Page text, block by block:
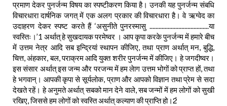
प्रमाण देकर पुनर्जन्म विषय का स्पष्टीकरण किया है। उनकी यह पुनर्जन्म संबधि
विचारधारा दार्षनिक जगत् में एक अलग प्रकार की विचारधारा है। वे ऋग्वेद का
उदाहरण देकर स्पष्ट करते हैं ‘असुनीते पुनरस्मासु .......................................या
स्वस्तिः।’1 अर्थात् हे सुखदायक परमेष्वर । आप कृपा करके पुनर्जन्म में हमारे बीच
में उत्तम नेत्र आदि सब इन्द्रियां स्थापन कीजिए, तथा प्राण अर्थात् मन, बुद्धि,
चित्त, अंहकार, बल, पराक्रम आदि युक्त शरीर पुनर्जन्म में कीजिए। हे जगदीष्वर।
इस संसार अर्थात् इस जन्म और परजन्म में हम लेाग उत्तम भोगों को प्राप्त हों, तथा
हे भगवान्। आपकी कृपा से सूर्यलोक, प्राण और आपको विज्ञान तथा प्रेम से सदा
देखते रहें। हे अनुमते अर्थात् सबको मान देने वाले, सब जन्मों में हम लोगों को सुखी
रखिए, जिससे हम लोगों को स्वस्ति अर्थात् कल्याण की प्राप्ति हो।2ं